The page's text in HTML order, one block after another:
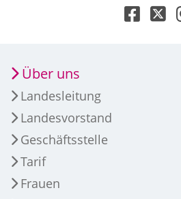
Über uns
Landesleitung
Landesvorstand
Geschäftsstelle
Tarif
Frauen